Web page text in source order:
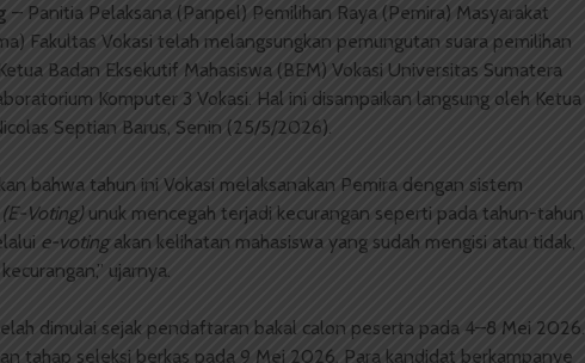
– Panitia Pelaksana (Panpel) Pemilihan Raya (Pemira) Masyarakat
Fakultas Vokasi telah melangsungkan pemungutan suara pemilihan
Badan Eksekutif Mahasiswa (BEM) Vokasi Universitas Sumatera
Komputer 3 Vokasi. Hal ini disampaikan langsung oleh Ketua
Septian Barus, Senin (25/5/2026).
bahwa tahun ini Vokasi melaksanakan Pemira dengan sistem
Voting) unuk mencegah terjadi kecurangan seperti pada tahun-tahun
e-votingakan kelihatan mahasiswa yang sudah mengisi atau tidak,
ujarnya.
dimulai sejak pendaftaran bakal calon peserta pada 4–8 Mei 2026.
tahap seleksi berkas pada 9 Mei 2026. Para kandidat berkampanye